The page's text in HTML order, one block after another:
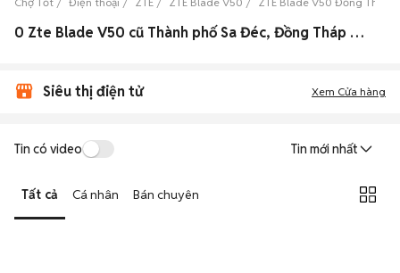
0 Zte Blade V50 cũ Thành phố Sa Đéc, Đồng Tháp đẹp
Siêu thị điện tử Xem Cửa hàng
Tin có video Tin mới nhất
Tất cả Cá nhân Bán chuyên